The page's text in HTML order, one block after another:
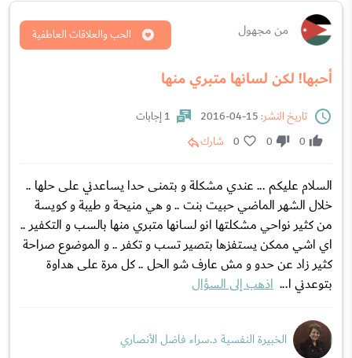
من مجهول
أحبها! لكن لسانها متبري منها
الحب والعلاقات العاطفية
تاريخ النشر:
1 إجابات
0
0
0 شارك
السلام عليكم ... عندي مشكلة و بتمنى حدا يساعدني على حلها ..
خلال الشهر الماضي حبيت بنت .. و هي منيحة و طيبة و كويسة
من كثير نواحي مشكلتها انو لسانها متبري منها بالسب و التكفير ..
اي اشي ممكن يستفزها بتصير تسب و تكفر .. و الموضوع صراحة
كثير زاد عن حدو و مش عارف شو الحل .. كل مرة على هداوة
بتوعدني ا... اذهب إلى السؤال
الخبيرة النفسية د.سراء فاضل الأنصاري